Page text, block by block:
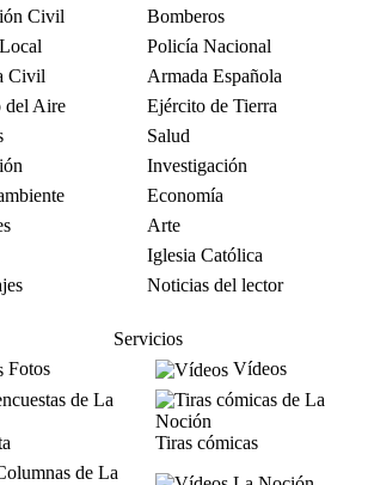
Civil
Bomberos
Policía Nacional
Civil
Armada Española
del Aire
Ejército de Tierra
Salud
Investigación
Economía
Arte
Iglesia Católica
Noticias del lector
Servicios
Fotos
Vídeos
Tiras cómicas